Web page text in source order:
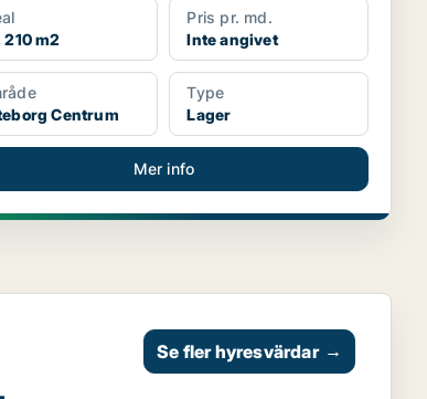
210 m2
Pris pr. md.
Inte angivet
Centrum
Type
Lager
Mer info
Se fler hyresvärdar →